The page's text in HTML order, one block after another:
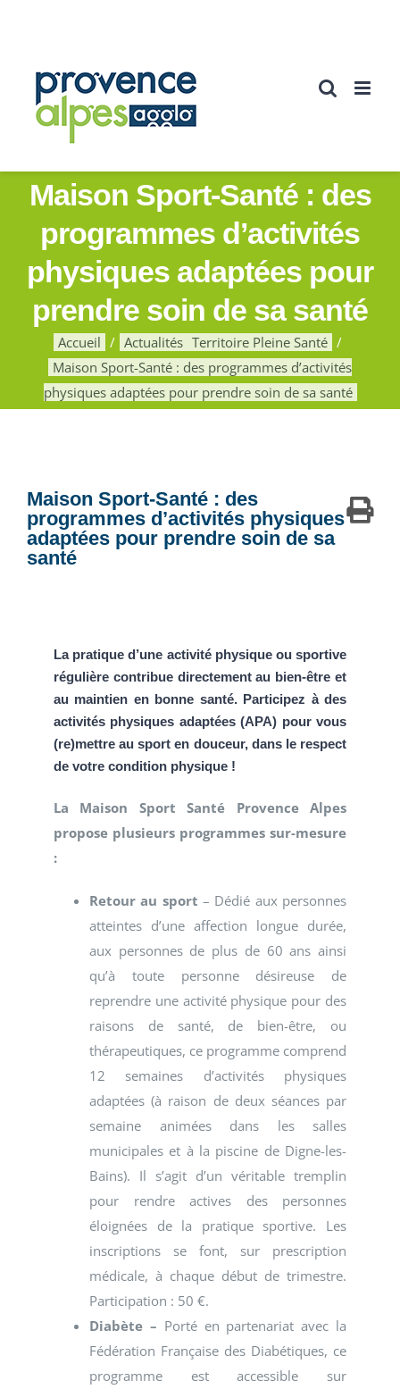
Maison Sport-Santé : des
programmes d’activités
physiques adaptées pour
prendre soin de sa santé
Accueil Actualités Territoire Pleine Santé
Maison Sport-Santé : des programmes d’activités
physiques adaptées pour prendre soin de sa santé
Maison Sport-Santé : des
programmes d’activités physiques
adaptées pour prendre soin de sa
santé
La pratique d’une activité physique ou sportive
régulière contribue directement au bien-être et
au maintien en bonne santé. Participez à des
activités physiques adaptées (APA) pour vous
(re)mettre au sport en douceur, dans le respect
de votre condition physique !
La Maison Sport Santé Provence Alpes
propose plusieurs programmes sur-mesure
:
Retour au sport – Dédié aux personnes
atteintes d’une affection longue durée,
aux personnes de plus de 60 ans ainsi
qu’à toute personne désireuse de
reprendre une activité physique pour des
raisons de santé, de bien-être, ou
thérapeutiques, ce programme comprend
12 semaines d’activités physiques
adaptées (à raison de deux séances par
semaine animées dans les salles
municipales et à la piscine de Digne-les-
Bains). Il s’agit d’un véritable tremplin
pour rendre actives des personnes
éloignées de la pratique sportive. Les
inscriptions se font, sur prescription
médicale, à chaque début de trimestre.
Participation : 50 €.
Diabète – Porté en partenariat avec la
Fédération Française des Diabétiques, ce
programme est accessible sur